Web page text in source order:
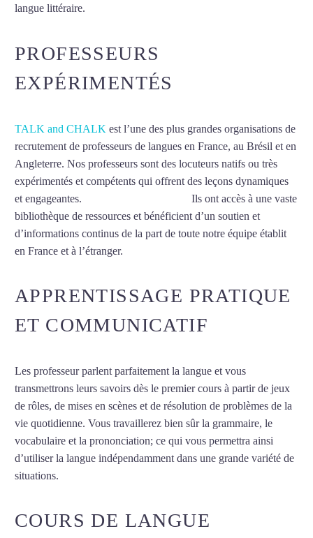
langue littéraire.
PROFESSEURS
EXPÉRIMENTÉS
TALK and CHALK est l’une des plus grandes organisations de
recrutement de professeurs de langues en France, au Brésil et en
Angleterre. Nos professeurs sont des locuteurs natifs ou très
expérimentés et compétents qui offrent des leçons dynamiques
et engageantes.
Ils ont accès à une vaste
bibliothèque de ressources et bénéficient d’un soutien et
d’informations continus de la part de toute notre équipe établit
en France et à l’étranger.
APPRENTISSAGE PRATIQUE
ET COMMUNICATIF
Les professeur parlent parfaitement la langue et vous
transmettrons leurs savoirs dès le premier cours à partir de jeux
de rôles, de mises en scènes et de résolution de problèmes de la
vie quotidienne. Vous travaillerez bien sûr la grammaire, le
vocabulaire et la prononciation; ce qui vous permettra ainsi
d’utiliser la langue indépendamment dans une grande variété de
situations.
COURS DE LANGUE